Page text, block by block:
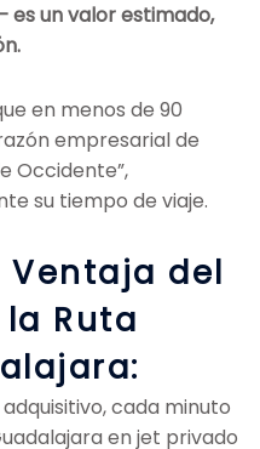
es un valor estimado,
en menos de 90
empresarial de
Occidente”,
su tiempo de viaje.
del
Ruta
cada minuto
en jet privado